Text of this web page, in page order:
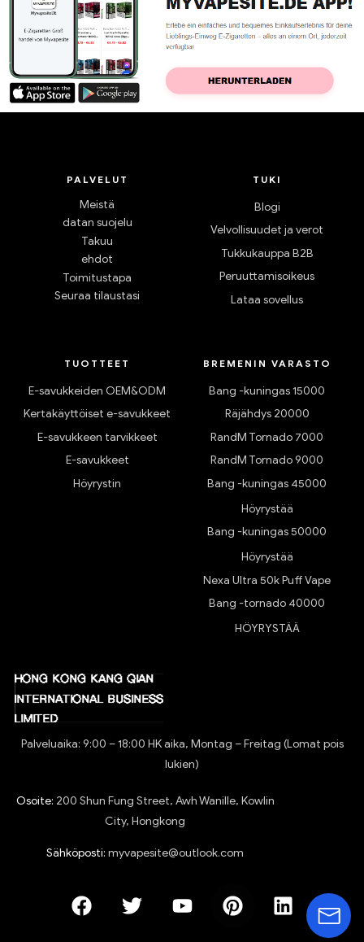
PALVELUT
Meistä
datan suojelu
Takuu
ehdot
Toimitustapa
Seuraa tilaustasi
TUKI
Blogi
Velvollisuudet ja verot
Tukkukauppa B2B
Peruuttamisoikeus
Lataa sovellus
TUOTTEET
E-savukkeiden OEM&ODM
Kertakäyttöiset e-savukkeet
E-savukkeen tarvikkeet
E-savukkeet
Höyrystin
BREMENIN VARASTO
Bang -kuningas 15000
Räjähdys 20000
RandM Tornado 7000
RandM Tornado 9000
Bang -kuningas 45000
Höyrystää
Bang -kuningas 50000
Höyrystää
Nexa Ultra 50k Puff Vape
Bang -tornado 40000
HÖYRYSTÄÄ
Palveluaika: 9:00 – 18:00 HK aika, Montag – Freitag (Lomat pois
lukien)
Osoite: 200 Shun Fung Street, Awh Wanille, Kowlin
City, Hongkong
Sähköposti: myvapesite@outlook.com